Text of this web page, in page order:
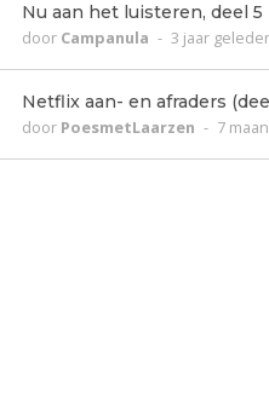
Nu aan het luisteren, deel 5
door Campanula - 3 jaar
Netflix aan- en afraders
door PoesmetLaarzen - 7